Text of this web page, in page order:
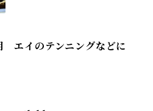
エイのテンニングなどに